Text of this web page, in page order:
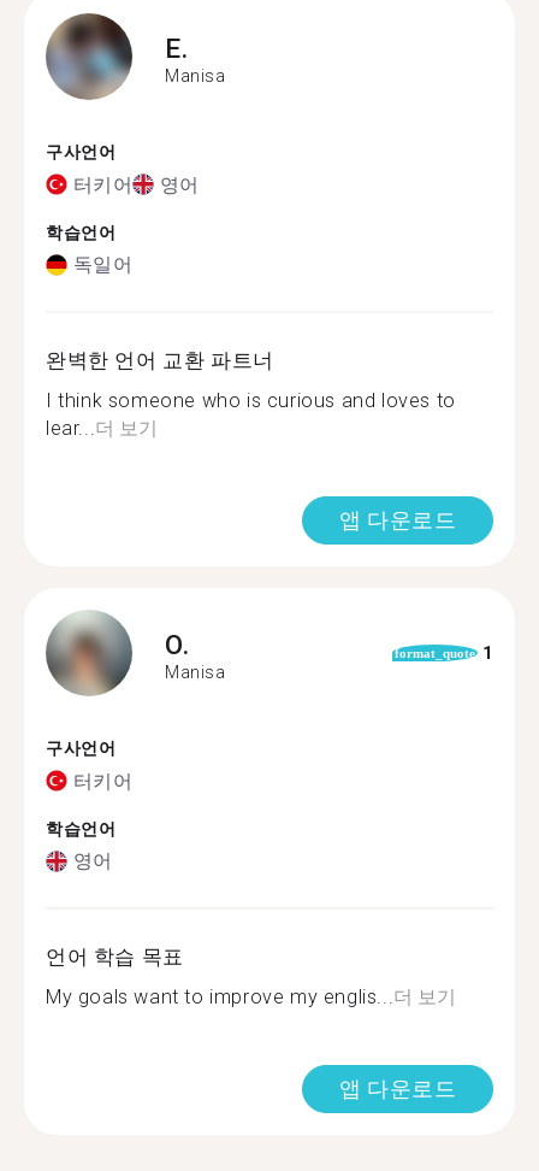
E.
Manisa
구사언어
터키어 영어
학습언어
독일어
완벽한 언어 교환 파트너
I think someone who is curious and loves to
lear...더 보기
앱 다운로드
O.
Manisa
format_quote 1
구사언어
터키어
학습언어
영어
언어 학습 목표
My goals want to improve my englis...더 보기
앱 다운로드